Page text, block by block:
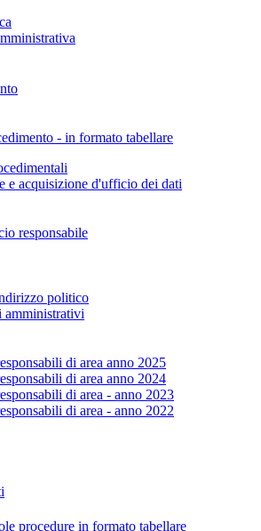
- in formato tabellare
e acquisizione d'ufficio dei dati
responsabile
politico
amministrativi
di area anno 2025
di area anno 2024
di area - anno 2023
di area - anno 2022
procedure in formato tabellare